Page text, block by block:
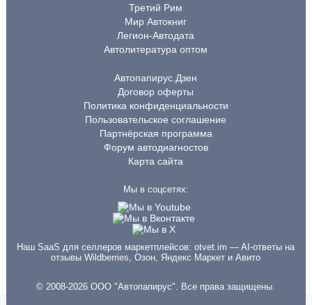
Третий Рим
Мир Автокниг
Легион-Автодата
Автолитература оптом
Автопапирус.Дзен
Договор оферты
Политика конфиденциальности
Пользовательское соглашение
Партнёрская программа
Форум автодиагностов
Карта сайта
Мы в соцсетях:
Наш SaaS для селлеров маркетплейсов:otvet.im — AI-ответы на
отзывы Wildberries, Озон, Яндекс Маркет и Авито
© 2008-2026 ООО "Автопапирус". Все права защищены.